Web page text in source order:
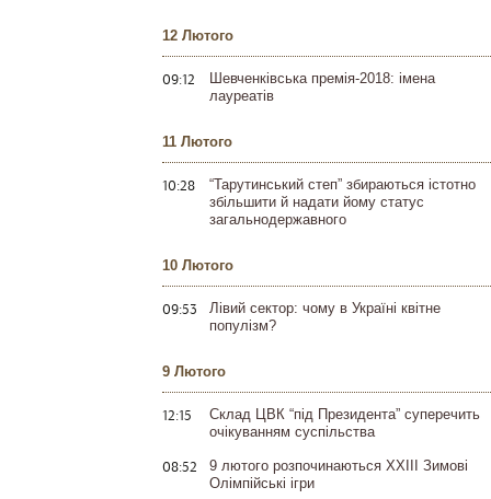
12 Лютого
09:12
Шевченківська премія-2018: імена
лауреатів
11 Лютого
10:28
“Тарутинський степ” збираються істотно
збільшити й надати йому статус
загальнодержавного
10 Лютого
09:53
Лівий сектор: чому в Україні квітне
популізм?
9 Лютого
12:15
Склад ЦВК “під Президента” суперечить
очікуванням суспільства
08:52
9 лютого розпочинаються XXIII Зимові
Олімпійські ігри